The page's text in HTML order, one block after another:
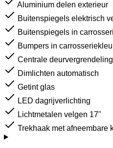
Aluminium delen exterieur
Buitenspiegels elektrisch
Buitenspiegels in
Bumpers in
Centrale
Dimlichten automatisch
Getint glas
LED dagrijverlichting
Lichtmetalen velgen 17"
Trekhaak met afneembare